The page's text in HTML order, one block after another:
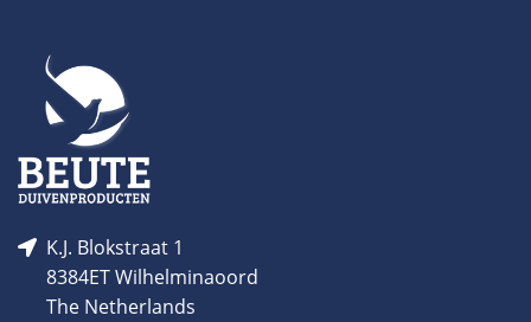
K.J. Blokstraat 1
8384ET Wilhelminaoord
The Netherlands